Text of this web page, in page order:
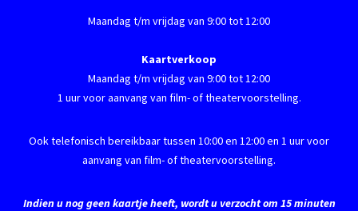
Maandag t/m vrijdag van 9:00 tot 12:00
Kaartverkoop
Maandag t/m vrijdag van 9:00 tot 12:00
1 uur voor aanvang van film- of theatervoorstelling.
Ook telefonisch bereikbaar tussen 10:00 en 12:00 en 1 uur voor
aanvang van film- of theatervoorstelling.
Indien u nog geen kaartje heeft, wordt u verzocht om 15 minuten